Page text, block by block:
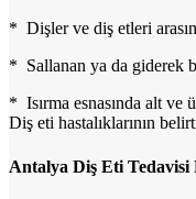
* Dişler ve diş etleri
* Sallanan ya da giderek
* Isırma esnasında alt ve
Diş eti hastalıklarının
Antalya Diş Eti Tedavisi